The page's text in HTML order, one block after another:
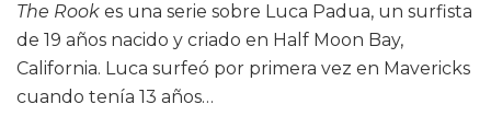
The Rook es una serie sobre Luca Padua, un surfista
de 19 años nacido y criado en Half Moon Bay,
California. Luca surfeó por primera vez en Mavericks
cuando tenía 13 años…